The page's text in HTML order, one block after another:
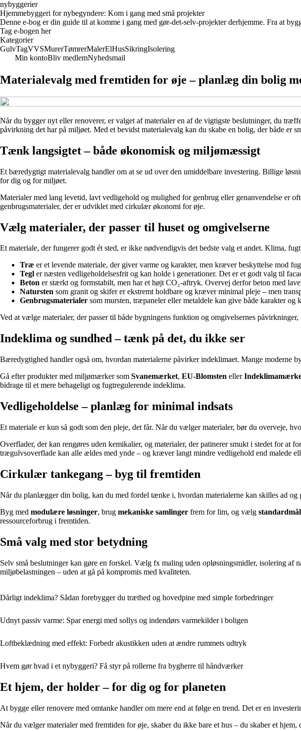
nybyggerier
Hjemmebyggeri for nybegyndere: Kom i gang med små projekter
Denne e-bog er din guide til at komme i gang med gør-det-selv-projekter derhjemme. Fra at
Tag e-bogen her
Kategorier
GulvTagVVSMurerTømrerMalerElHusSikringIsolering
Min kontoBliv medlemNyhedsmail
Materialevalg med fremtiden for øje – planlæg din bolig
Når du bygger nyt eller renoverer, er valget af materialer en af de vigtigste beslutninger, du
påvirkning det har på miljøet. Med et bevidst materialevalg kan du skabe en bolig, der både er
Tænk langsigtet – både økonomisk og miljømæssigt
Et bæredygtigt materialevalg handler om at se ud over den umiddelbare investering. Billige
for dig og for miljøet.
Materialer med lang levetid, lavt vedligehold og mulighed for genbrug eller genanvendelse er
genbrugsmaterialer, der er udviklet med cirkulær økonomi for øje.
Vælg materialer, der passer til huset og omgivelserne
Et materiale, der fungerer godt ét sted, er ikke nødvendigvis det bedste valg et andet. Klima,
Træ er et levende materiale, der giver varme og karakter, men kræver beskyttelse
Tegl er næsten vedligeholdelsesfrit og kan holde i generationer. Det er et godt valg til
Beton er stærkt og formstabilt, men har et højt CO₂-aftryk. Overvej derfor beton med
Natursten som granit og skifer er ekstremt holdbare og kræver minimal pleje – men
Genbrugsmaterialer som mursten, træpaneler eller metaldele kan give både karakter og
Ved at vælge materialer, der passer til både bygningens funktion og omgivelsernes
Indeklima og sundhed – tænk på det, du ikke ser
Bæredygtighed handler også om, hvordan materialerne påvirker indeklimaet. Mange moderne
Gå efter produkter med miljømærker som Svanemærket, EU-Blomsten eller
bidrage til et mere behageligt og fugtregulerende indeklima.
Vedligeholdelse – planlæg for minimal indsats
Et materiale er kun så godt som den pleje, det får. Når du vælger materialer, bør du overveje,
Overflader, der kan rengøres uden kemikalier, og materialer, der patinerer smukt i stedet for at
trægulvsoverflade kan alle ældes med ynde – og kræver langt mindre vedligehold end malede
Cirkulær tankegang – byg til fremtiden
Når du planlægger din bolig, kan du med fordel tænke i, hvordan materialerne kan skilles ad og
Byg med modulære løsninger, brug mekaniske samlinger frem for lim, og vælg standardmål
ressourceforbrug i fremtiden.
Små valg med stor betydning
Selv små beslutninger kan gøre en forskel. Vælg fx maling uden opløsningsmidler, isolering af
miljøbelastningen – uden at gå på kompromis med kvaliteten.
Dårligt indeklima? Sådan forebygger du træthed og hovedpine med simple forbedringer
Udnyt passiv varme: Spar energi med sollys og indendørs varmekilder i boligen
Loftbeklædning med effekt: Forbedr akustikken uden at ændre rummets udtryk
Hvem gør hvad i et nybyggeri? Få styr på rollerne fra bygherre til håndværker
Et hjem, der holder – for dig og for planeten
At bygge eller renovere med omtanke handler om mere end at følge en trend. Det er en
Når du vælger materialer med fremtiden for øje, skaber du ikke bare et hus – du skaber et